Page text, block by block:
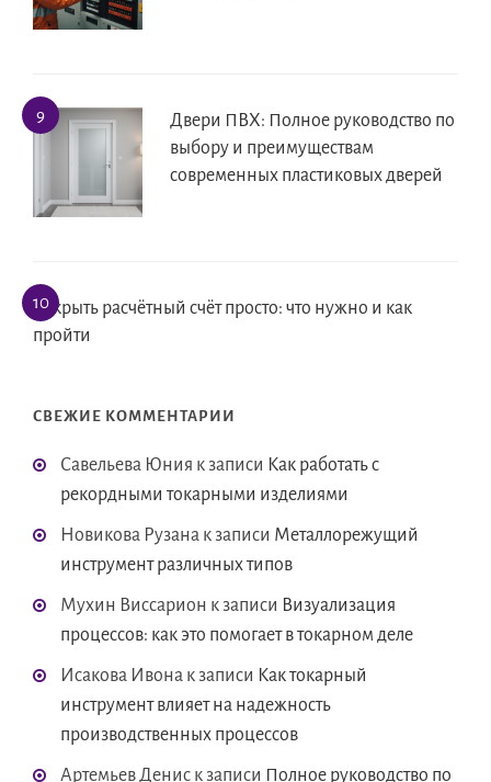
Двери ПВХ: Полное руководство по
выбору и преимуществам
современных пластиковых дверей
Открыть расчётный счёт просто: что нужно и как
пройти
СВЕЖИЕ КОММЕНТАРИИ
Савельева Юния к записи Как работать с
рекордными токарными изделиями
Новикова Рузана к записи Металлорежущий
инструмент различных типов
Мухин Виссарион к записи Визуализация
процессов: как это помогает в токарном деле
Исакова Ивона к записи Как токарный
инструмент влияет на надежность
производственных процессов
Артемьев Денис к записи Полное руководство по